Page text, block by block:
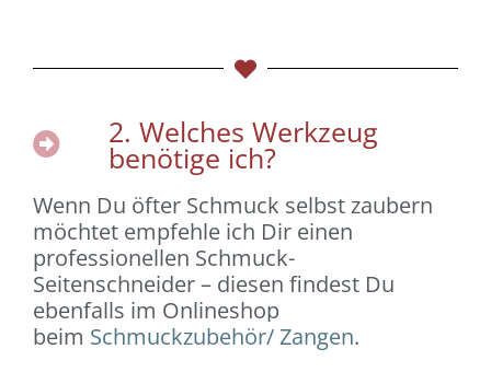
2. Welches Werkzeug
benötige ich?
Wenn Du öfter Schmuck selbst zaubern
möchtet empfehle ich Dir einen
professionellen Schmuck-
Seitenschneider– diesen findest Du
ebenfalls im Onlineshop
beim Schmuckzubehör/ Zangen.